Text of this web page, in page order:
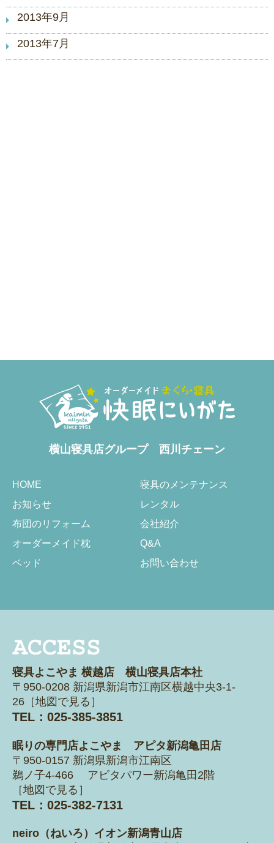
2013年9月
2013年7月
横山寝具店グループ 西川チェーン
HOME
お知らせ
布団のリフォーム
オーダーメイド枕
ベッド
寝具のメンテナンス
レンタル
会社紹介
Q&A
お問い合わせ
寝具よこやま 横越店 横山寝具店本社
〒950-0208 新潟県新潟市江南区横越中央3-1-
26［地図で見る ］
TEL：025-385-3851
眠りの専門店よこやま アピタ新潟亀田店
〒950-0157 新潟県新潟市江南区
鵜ノ子4-466 アピタパワー新潟亀田2階
［地図で見る ］
TEL：025-382-7131
neiro（ねいろ）イオン新潟青山店